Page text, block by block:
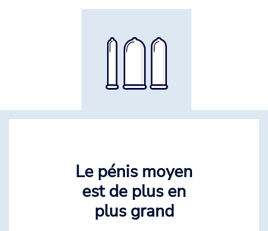
Le pénis moyen
est de plus en
plus grand